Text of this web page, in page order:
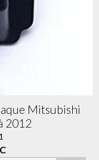
Mitsubishi
2012